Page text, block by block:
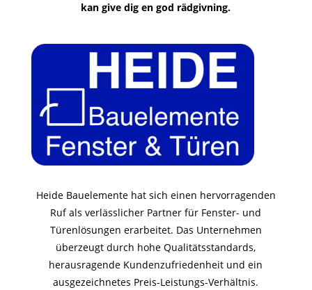
kan give dig en god rädgivning.
Heide Bauelemente hat sich einen hervorragenden
Ruf als verlässlicher Partner für Fenster- und
Türenlösungen erarbeitet. Das Unternehmen
überzeugt durch hohe Qualitätsstandards,
herausragende Kundenzufriedenheit und ein
ausgezeichnetes Preis-Leistungs-Verhältnis.